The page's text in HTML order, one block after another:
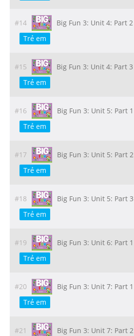
#14
Big Fun 3: Unit 4: Part
Trẻ em
#15
Big Fun 3: Unit 4: Part
Trẻ em
#16
Big Fun 3: Unit 5: Part
Trẻ em
#17
Big Fun 3: Unit 5: Part
Trẻ em
#18
Big Fun 3: Unit 5: Part
Trẻ em
#19
Big Fun 3: Unit 6: Part
Trẻ em
#20
Big Fun 3: Unit 7: Part
Trẻ em
#21 Big Fun 3: Unit 7: Part